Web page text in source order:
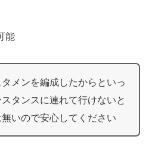
能
メンを編成したからといっ
タンスに連れて行けないと
いので安心してください